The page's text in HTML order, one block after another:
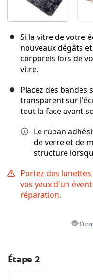
Si la vitre de votre
nouveaux dégâts
corporels lors de
vitre.
Placez des bandes
transparent sur
tout la face avant
Le ruban
de verre et de
structure
Portez des
vos yeux d'un
réparation.
Étape 2